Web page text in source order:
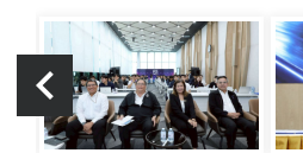
Send message
Reset